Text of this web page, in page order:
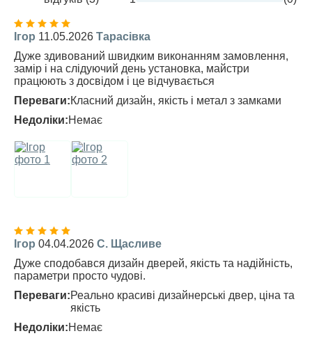
Ігор 11.05.2026 Тарасівка
Дуже здивований швидким виконанням замовлення,
замір і на слідуючий день установка, майстри
працюють з досвідом і це відчувається
Переваги:Класний дизайн, якість і метал з замками
Недоліки:Немає
Ігор 04.04.2026 С. Щасливе
Дуже сподобався дизайн дверей, якість та надійність,
параметри просто чудові.
Переваги:Реально красиві дизайнерські двер, ціна та
якість
Недоліки:Немає